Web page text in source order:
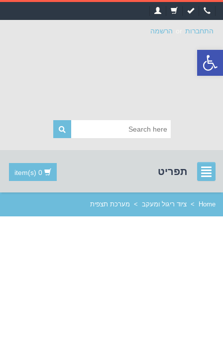
התחברות הרשמה
תפריט 0 item(s)
Home
> ציוד ריגול ומעקב > מערכת תצפית
סרגל
נגישות